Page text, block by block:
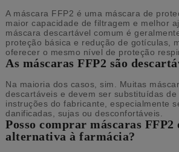
A máscara FFP2 é uma máscara de
maior capacidade de filtragem e melhor
máscara descartável comum é
proteção básica e redução de gotículas,
oferecer o mesmo nível de proteção
As máscaras FFP2 são
Na maioria dos casos, sim. Muitas
descartáveis e devem ser substituídas
instruções do fabricante, especialmente
danificadas, sujas ou desconfortáveis.
Posso comprar máscaras FFP2
alternativa à farmácia?